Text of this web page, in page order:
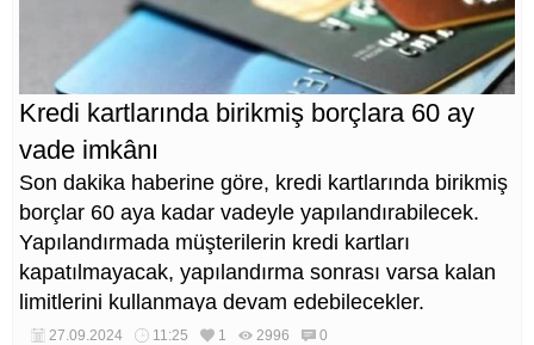
Kredi kartlarında birikmiş borçlara 60 ay
vade imkânı
Son dakika haberine göre, kredi kartlarında birikmiş
borçlar 60 aya kadar vadeyle yapılandırabilecek.
Yapılandırmada müşterilerin kredi kartları
kapatılmayacak, yapılandırma sonrası varsa kalan
limitlerini kullanmaya devam edebilecekler.
27.09.2024 11:25 1 2996 0